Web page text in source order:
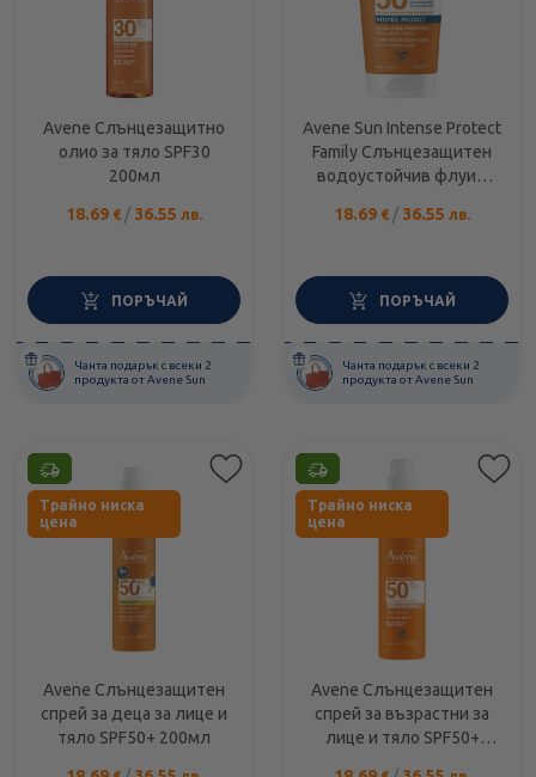
Avene Слънцезащитно
олио за тяло SPF30
200мл
18.69 € / 36.55 лв.
ПОРЪЧАЙ
Чанта подарък с всеки 2
продукта от Avene Sun
Avene Sun Intense Protect
Family Слънцезащитен
водоустойчив флуид
18.69 € / 36.55 лв.
ПОРЪЧАЙ
Чанта подарък с всеки 2
продукта от Avene Sun
Етикети
Трайно ниска
цена
Avene Слънцезащитен
спрей за деца за лице и
тяло SPF50+ 200мл
Етикети
Трайно ниска
цена
Avene Слънцезащитен
спрей за възрастни за
лице и тяло SPF50+